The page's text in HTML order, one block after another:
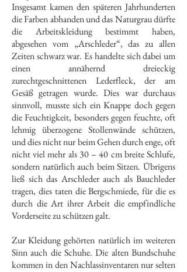
Insgesamt kamen den späteren Jahrhunderten
die Farben abhanden und das Naturgrau dürfte
die Arbeitskleidung bestimmt haben,
abgesehen vom „Arschleder“, das zu allen
Zeiten schwarz war. Es handelte sich dabei um
einen annähernd dreieckig
zurechtgeschnittenen Lederfleck, der am
Gesäß getragen wurde. Dies war durchaus
sinnvoll, musste sich ein Knappe doch gegen
die Feuchtigkeit, besonders gegen feuchte, oft
lehmig überzogene Stollenwände schützen,
und dies nicht nur beim Gehen durch enge, oft
nicht viel mehr als 30 – 40 cm breite Schlufe,
sondern natürlich auch beim Sitzen. Übrigens
ließ sich das Arschleder auch als Bauchleder
tragen, dies taten die Bergschmiede, für die es
durch die Art ihrer Arbeit die empfindliche
Vorderseite zu schützen galt.
Zur Kleidung gehörten natürlich im weiteren
Sinn auch die Schuhe. Die alten Bundschuhe
kommen in den Nachlassinventaren nur selten